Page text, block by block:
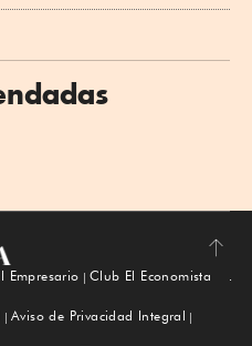
Subir
Empresario
Club El Economista
Aviso de Privacidad Integral